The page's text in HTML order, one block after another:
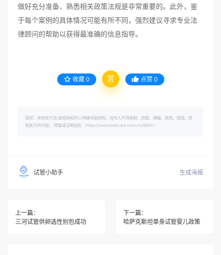
做好充分准备、熟悉相关政策法规是非常重要的。此外，鉴
于每个案例的具体情况可能有所不同，强烈建议寻求专业法
律顾问的帮助以获得最准确的信息指导。
收藏 0 赏 点赞 0
版权：未经有方及/或相关权利人明确书面授权，任何人不得复制、转载、摘编、修改、链接、转
帖有方的内容。 转载请注明出处：https://www.bobcare.com.cn/6047/
试管小助手 生成海报
上一篇：
三河试管供卵选性别包成功
下一篇：
哈萨克斯坦单身试管婴儿政策